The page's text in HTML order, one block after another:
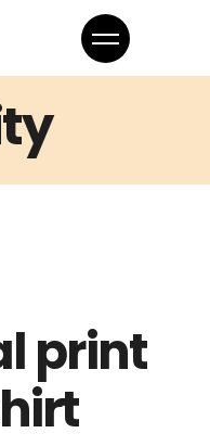
print